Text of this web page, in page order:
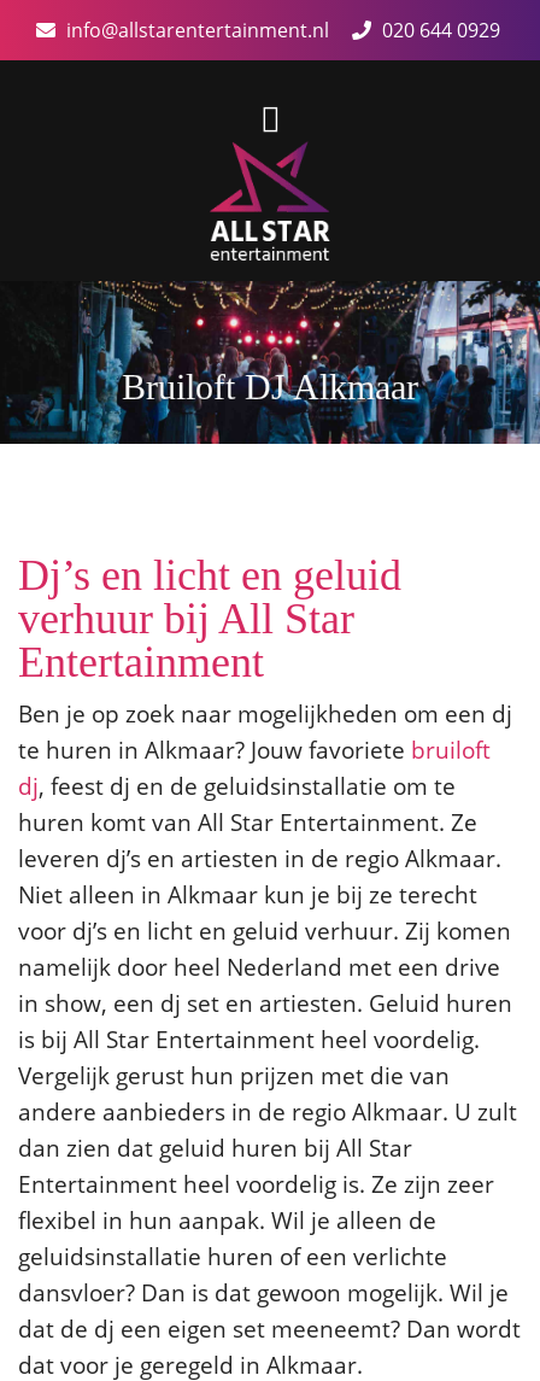
info@allstarentertainment.nl 020 644 0929
Bruiloft DJ Alkmaar
Dj’s en licht en geluid
verhuur bij All Star
Entertainment
Ben je op zoek naar mogelijkheden om een dj
te huren in Alkmaar? Jouw favoriete bruiloft
dj, feest dj en de geluidsinstallatie om te
huren komt van All Star Entertainment. Ze
leveren dj’s en artiesten in de regio Alkmaar.
Niet alleen in Alkmaar kun je bij ze terecht
voor dj’s en licht en geluid verhuur. Zij komen
namelijk door heel Nederland met een drive
in show, een dj set en artiesten. Geluid huren
is bij All Star Entertainment heel voordelig.
Vergelijk gerust hun prijzen met die van
andere aanbieders in de regio Alkmaar. U zult
dan zien dat geluid huren bij All Star
Entertainment heel voordelig is. Ze zijn zeer
flexibel in hun aanpak. Wil je alleen de
geluidsinstallatie huren of een verlichte
dansvloer? Dan is dat gewoon mogelijk. Wil je
dat de dj een eigen set meeneemt? Dan wordt
dat voor je geregeld in Alkmaar.